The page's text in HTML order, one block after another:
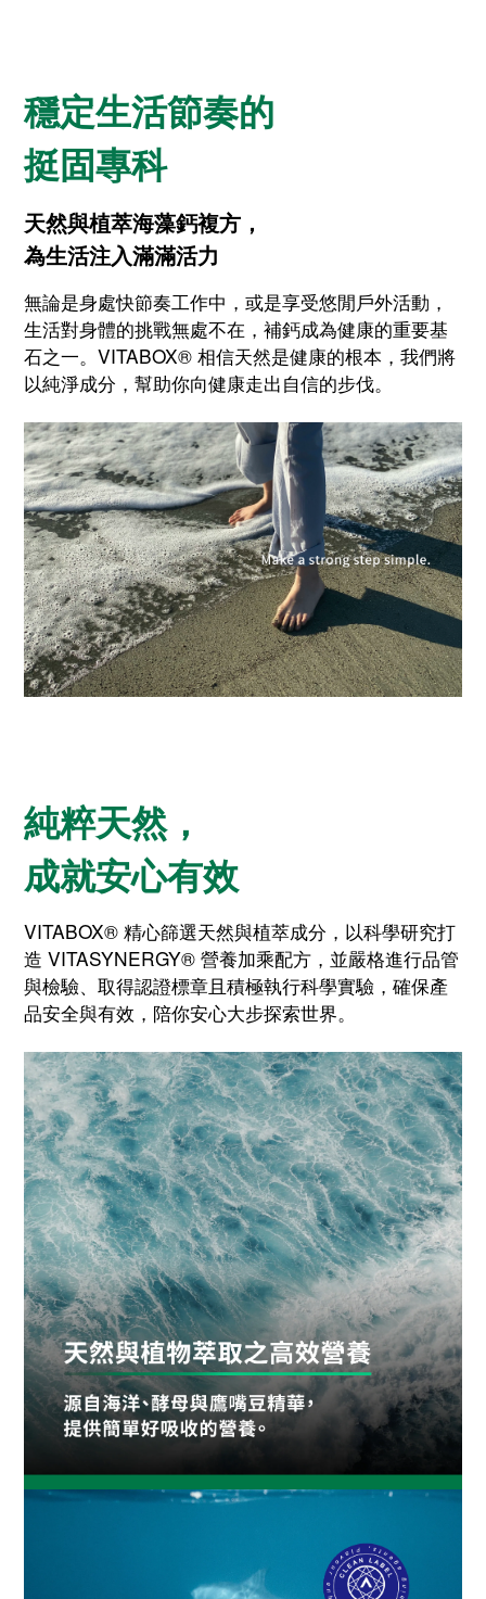
穩定生活節奏的
挺固專科
天然與植萃海藻鈣複方，
為生活注入滿滿活力
無論是身處快節奏工作中，或是享受悠閒戶外活動，
生活對身體的挑戰無處不在，補鈣成為健康的重要基
石之一。VITABOX® 相信天然是健康的根本，我們將
以純淨成分，幫助你向健康走出自信的步伐。
純粹天然，
成就安心有效
VITABOX® 精心篩選天然與植萃成分，以科學研究打
造 VITASYNERGY® 營養加乘配方，並嚴格進行品管
與檢驗、取得認證標章且積極執行科學實驗，確保產
品安全與有效，陪你安心大步探索世界。